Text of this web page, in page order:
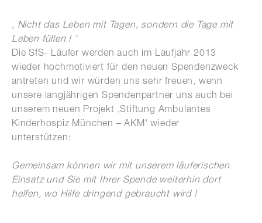
‚ Nicht das Leben mit Tagen, sondern die Tage mit
Leben füllen ! ‘
Die SfS- Läufer werden auch im Laufjahr 2013
wieder hochmotiviert für den neuen Spendenzweck
antreten und wir würden uns sehr freuen, wenn
unsere langjährigen Spendenpartner uns auch bei
unserem neuen Projekt ‚Stiftung Ambulantes
Kinderhospiz München – AKM‘ wieder
unterstützen:
Gemeinsam können wir mit unserem läuferischen
Einsatz und Sie mit Ihrer Spende weiterhin dort
helfen, wo Hilfe dringend gebraucht wird !